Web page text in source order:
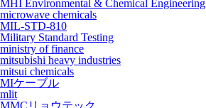
MHI Environmental & Chemical Engineering
microwave chemicals
MIL-STD-810
Military Standard Testing
ministry of finance
mitsubishi heavy industries
mitsui chemicals
MIケーブル
mlit
MMCリョウテック